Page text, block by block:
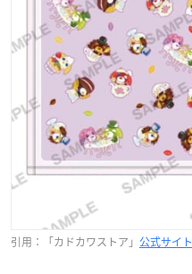
引用：「カドカワストア」 公式サイト